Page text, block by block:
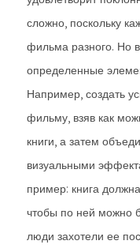
сложно, поскольку
фильма разного. Но в
определенные
Например, создать
фильму, взяв как
книги, а затем
визуальными
пример: книга
чтобы по ней можно
люди захотели ее